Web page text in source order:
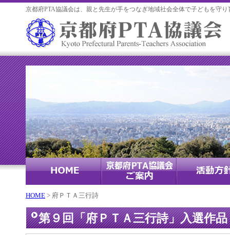
京都府PTA協議会は、親と先生が手をつなぎ地域社会全体で子どもを守
HOME > 府ＰＴＡ三行詩
第９回「府ＰＴＡ三行詩」入選作品